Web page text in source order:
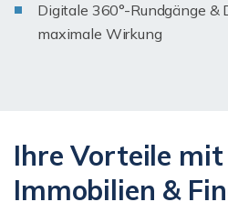
Digitale 360°-Rundgänge &
maximale Wirkung
Ihre Vorteile
Immobilien &